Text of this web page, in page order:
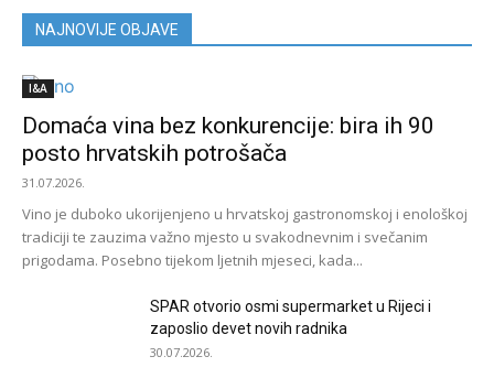
NAJNOVIJE OBJAVE
I&A
Domaća vina bez konkurencije: bira ih 90
posto hrvatskih potrošača
31.07.2026.
Vino je duboko ukorijenjeno u hrvatskoj gastronomskoj i enološkoj
tradiciji te zauzima važno mjesto u svakodnevnim i svečanim
prigodama. Posebno tijekom ljetnih mjeseci, kada...
SPAR otvorio osmi supermarket u Rijeci i
zaposlio devet novih radnika
30.07.2026.